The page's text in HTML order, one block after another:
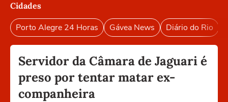
Cidades
Porto Alegre 24 Horas Gávea News Diário do Rio
Servidor da Câmara de Jaguari é
preso por tentar matar ex-
companheira